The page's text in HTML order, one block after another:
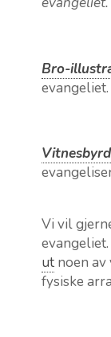
Bro-
evangeliet.
Vitnesbyrd
Vi vil
evangeliet.
ut noen
fysiske